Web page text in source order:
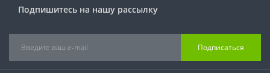
Подпишитесь на нашу рассылку
Подписаться